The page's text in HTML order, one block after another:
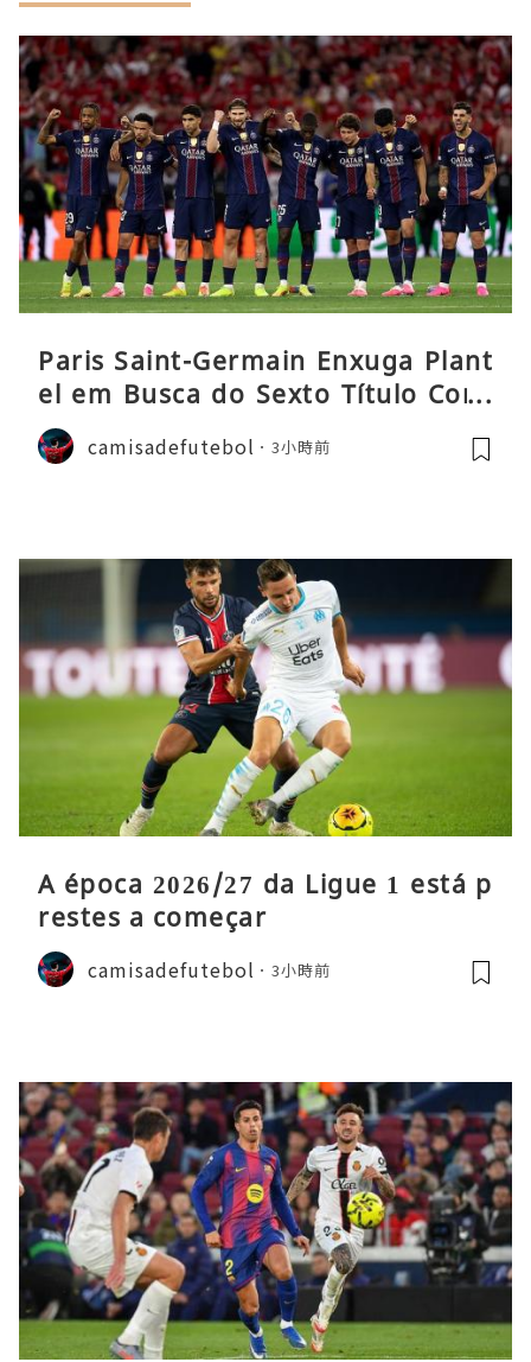
Paris Saint-Germain Enxuga Plant
el em Busca do Sexto Título Cons
ecutivo da Liga
camisadefutebol 3小時前
A época 2026/27 da Ligue 1 está p
restes a começar
camisadefutebol 3小時前